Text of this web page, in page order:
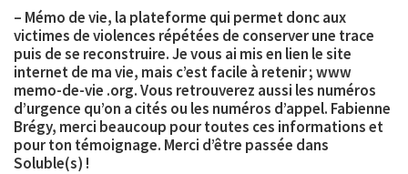
– Mémo de vie, la plateforme qui permet donc aux
victimes de violences répétées de conserver une trace
puis de se reconstruire. Je vous ai mis en lien le site
internet de ma vie, mais c’est facile à retenir ; www
memo-de-vie .org. Vous retrouverez aussi les numéros
d’urgence qu’on a cités ou les numéros d’appel. Fabienne
Brégy, merci beaucoup pour toutes ces informations et
pour ton témoignage. Merci d’être passée dans
Soluble(s) !